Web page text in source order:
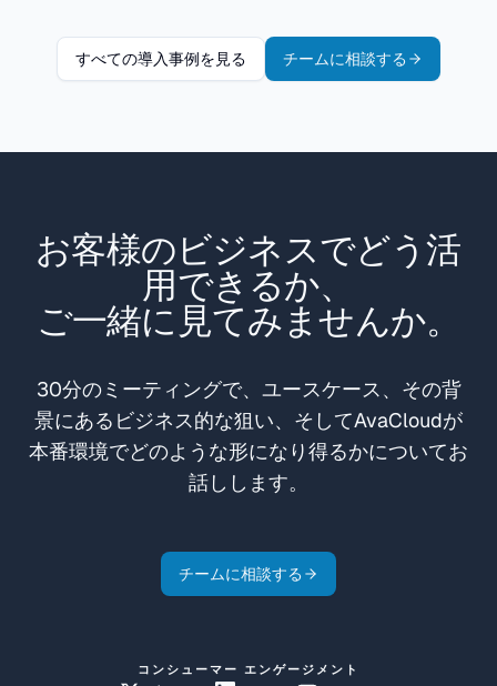
すべての導入事例を見る チームに相談する
お客様のビジネスでどう活
用できるか、
ご一緒に見てみませんか。
30分のミーティングで、ユースケース、その背
景にあるビジネス的な狙い、そしてAvaCloudが
本番環境でどのような形になり得るかについてお
話しします。
チームに相談する
コンシューマー エンゲージメント